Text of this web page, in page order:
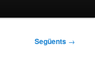
Següents →